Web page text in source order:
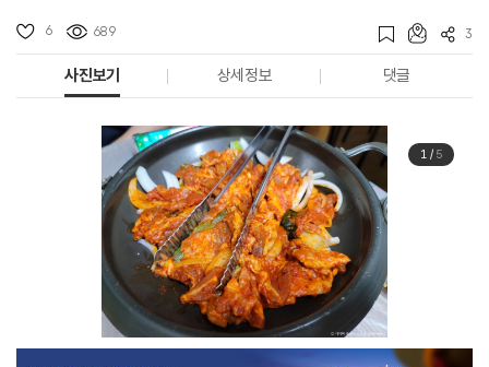
6 689 3
사진보기 상세정보 댓글
1/ 5